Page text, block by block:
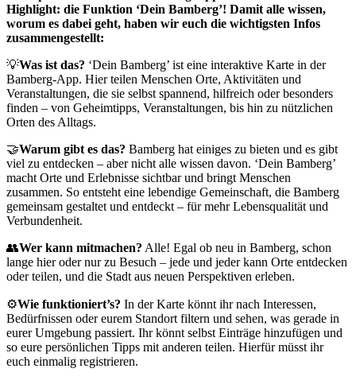
Highlight: die Funktion ‘Dein Bamberg’! Damit alle wissen,
worum es dabei geht, haben wir euch die wichtigsten Infos
zusammengestellt:
💡Was ist das? ‘Dein Bamberg’ ist eine interaktive Karte in der
Bamberg-App. Hier teilen Menschen Orte, Aktivitäten und
Veranstaltungen, die sie selbst spannend, hilfreich oder besonders
finden – von Geheimtipps, Veranstaltungen, bis hin zu nützlichen
Orten des Alltags.
🤝Warum gibt es das? Bamberg hat einiges zu bieten und es gibt
viel zu entdecken – aber nicht alle wissen davon. ‘Dein Bamberg’
macht Orte und Erlebnisse sichtbar und bringt Menschen
zusammen. So entsteht eine lebendige Gemeinschaft, die Bamberg
gemeinsam gestaltet und entdeckt – für mehr Lebensqualität und
Verbundenheit.
👥Wer kann mitmachen? Alle! Egal ob neu in Bamberg, schon
lange hier oder nur zu Besuch – jede und jeder kann Orte entdecken
oder teilen, und die Stadt aus neuen Perspektiven erleben.
⚙️Wie funktioniert’s? In der Karte könnt ihr nach Interessen,
Bedürfnissen oder eurem Standort filtern und sehen, was gerade in
eurer Umgebung passiert. Ihr könnt selbst Einträge hinzufügen und
so eure persönlichen Tipps mit anderen teilen. Hierfür müsst ihr
euch einmalig registrieren.